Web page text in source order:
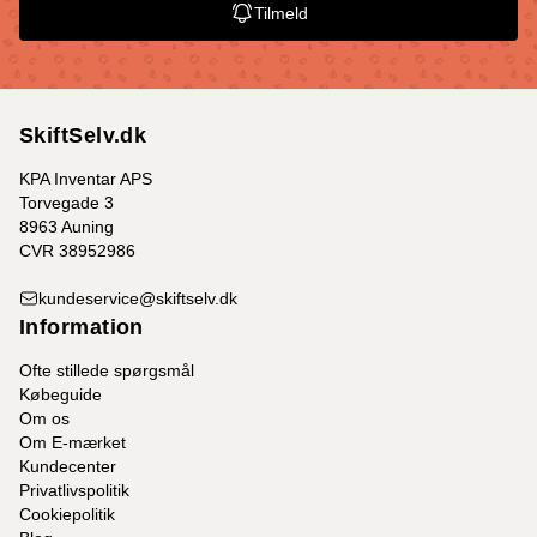
Tilmeld
SkiftSelv.dk
KPA Inventar APS
Torvegade 3
8963 Auning
CVR 38952986
kundeservice@skiftselv.dk
Information
Ofte stillede spørgsmål
Købeguide
Om os
Om E-mærket
Kundecenter
Privatlivspolitik
Cookiepolitik